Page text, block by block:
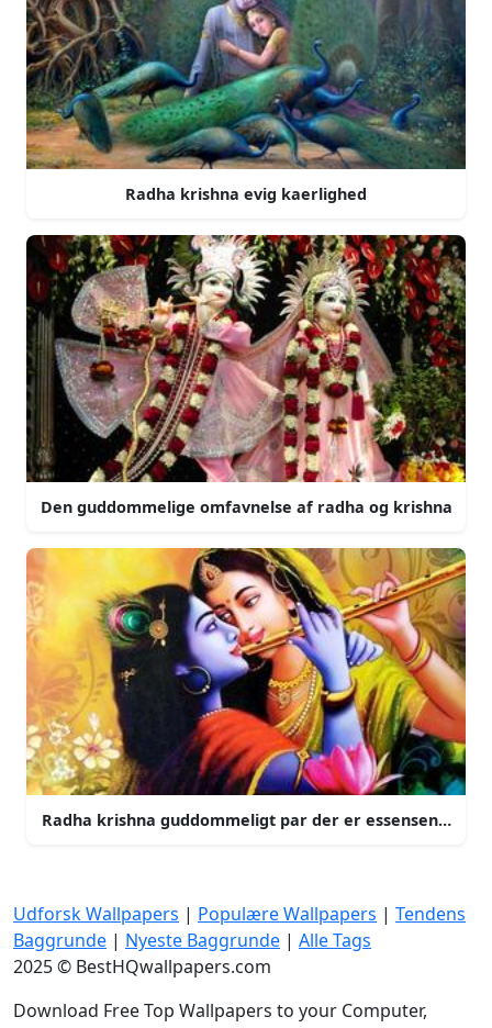
Radha krishna evig kaerlighed
Den guddommelige omfavnelse af radha og krishna
Radha krishna guddommeligt par der er essensen af
Udforsk Wallpapers | Populære Wallpapers | Tendens
Baggrunde | Nyeste Baggrunde | Alle Tags
2025 © BestHQwallpapers.com
Download Free Top Wallpapers to your Computer,